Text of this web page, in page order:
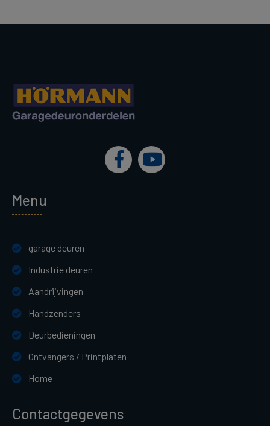
Menu
garage deuren
Industrie deuren
Aandrijvingen
Handzenders
Deurbedieningen
Ontvangers / Printplaten
Home
Contactgegevens